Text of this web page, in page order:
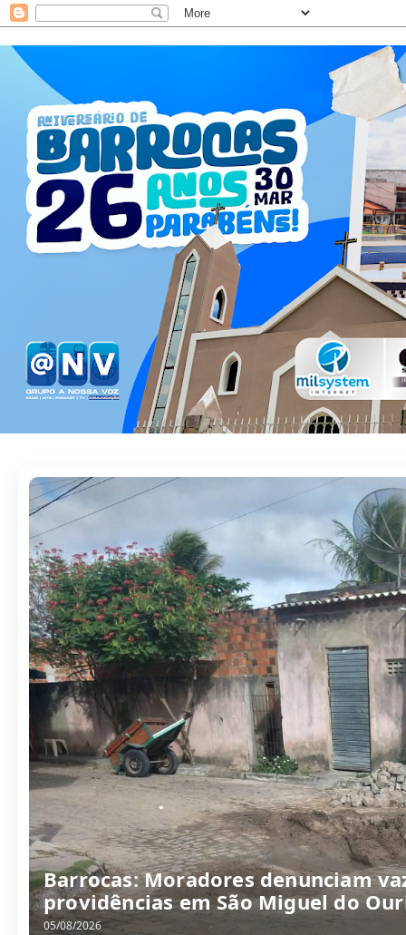
Barrocas: Moradores denunciam
providências em São Miguel do
05/08/2026